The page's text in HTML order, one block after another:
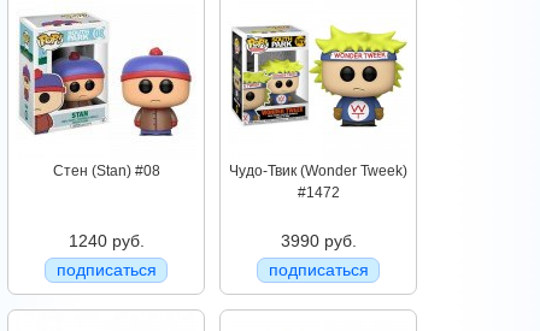
Стен (Stan) #08
1240 руб.
подписаться
Чудо-Твик (Wonder Tweek)
#1472
3990 руб.
подписаться